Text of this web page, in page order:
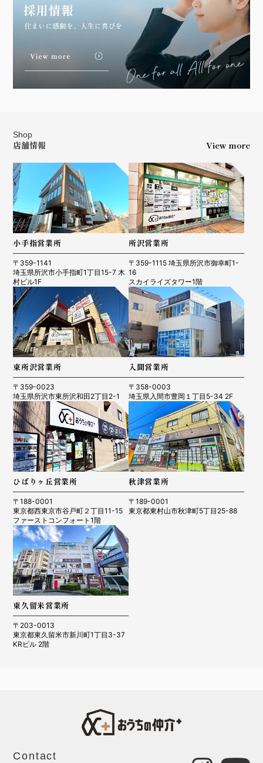
Shop
店舗情報 View more
小手指営業所
〒359-1141
埼玉県所沢市小手指町1丁目15-7 木
村ビル1F
所沢営業所
〒359-1115 埼玉県所沢市御幸町1-
16
スカイライズタワー1階
東所沢営業所
〒359-0023
埼玉県所沢市東所沢和田2丁目2-1
入間営業所
〒358-0003
埼玉県入間市豊岡１丁目5-34 2F
ひばりヶ丘営業所
〒188-0001
東京都西東京市谷戸町２丁目11-15
ファーストコンフォート1階
秋津営業所
〒189-0001
東京都東村山市秋津町5丁目25-88
東久留米営業所
〒203-0013
東京都東久留米市新川町1丁目3-37
KRビル 2階
Contact